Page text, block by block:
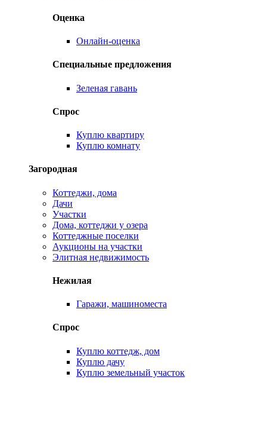
Оценка
Онлайн-оценка
Специальные предложения
Зеленая гавань
Спрос
Куплю квартиру
Куплю комнату
Загородная
Коттеджи, дома
Дачи
Участки
Дома, коттеджи у озера
Коттеджные поселки
Аукционы на участки
Элитная недвижимость
Нежилая
Гаражи, машиноместа
Спрос
Куплю коттедж, дом
Куплю дачу
Куплю земельный участок